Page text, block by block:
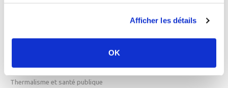
Afficher les détails
OK
Livre blanc
Thermalisme et santé publique